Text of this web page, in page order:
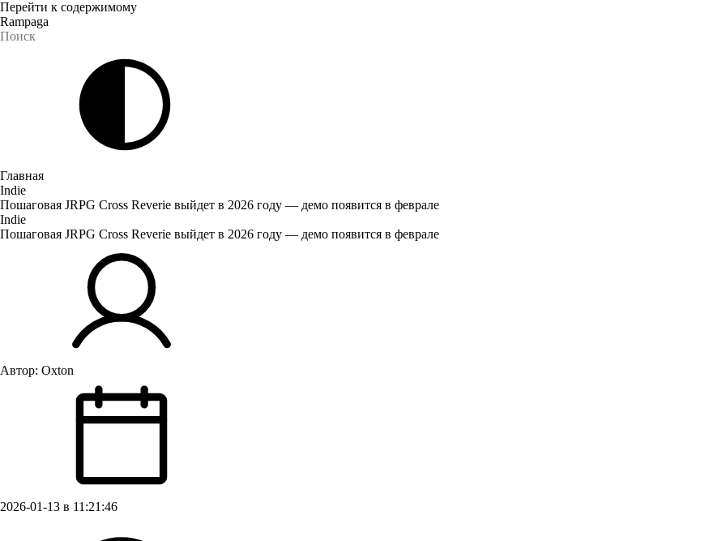
Перейти к содержимому
Rampaga
Главная
Indie
Пошаговая JRPG Cross Reverie выйдет в 2026 году — демо появится в феврале
Indie
Пошаговая JRPG Cross Reverie выйдет в 2026 году — демо появится в феврале
Автор: Oxton
2026-01-13 в 11:21:46